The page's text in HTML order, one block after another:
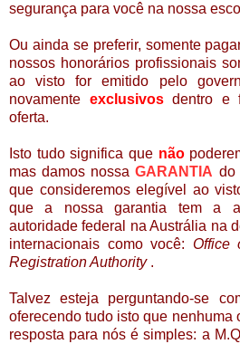
segurança para você na nossa
Ou ainda se preferir, somente
nossos honorários profissionais
ao visto for emitido pelo
novamente exclusivosdentro e
oferta.
Isto tudo significa que não
mas damos nossaGARANTIA do
que consideremos elegível ao
que a nossa garantia tem a
autoridade federal na Austrália na
internacionais como você: Office
Registration Authority.
Talvez esteja perguntando-se
oferecendo tudo isto que nenhuma
resposta para nós é simples: a